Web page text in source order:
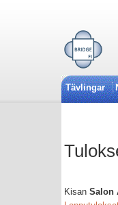
Tävlingar
Kisan Salon